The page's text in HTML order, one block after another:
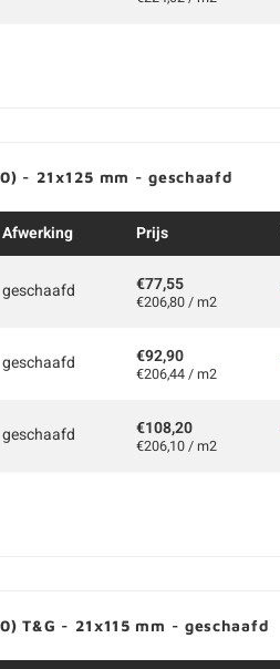
- 21x125 mm - geschaafd
Afwerking Prijs
geschaafd €77,55
€206,80 / m2
geschaafd €92,90
€206,44 / m2
geschaafd €108,20
€206,10 / m2
T&G - 21x115 mm - geschaafd